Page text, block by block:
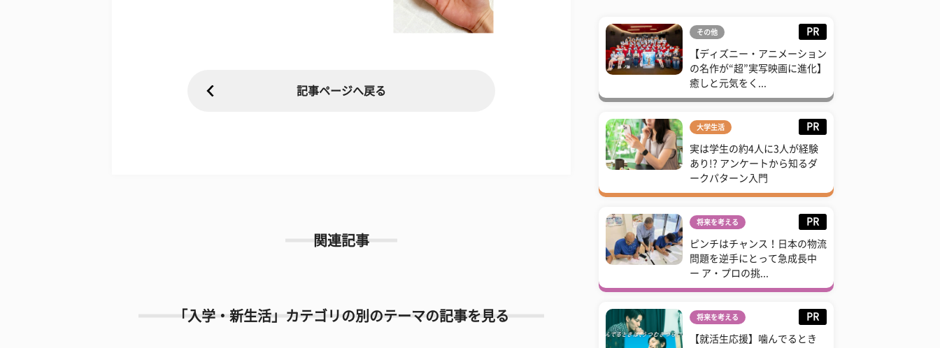
記事ページへ戻る
関連記事
「入学・新生活」カテゴリの別のテーマの記事を見る
その他 PR
【ディズニー・アニメーション
の名作が“超”実写映画に進化】
癒しと元気をく...
大学生活 PR
実は学生の約4人に3人が経験
あり!? アンケートから知るダ
ークパターン入門
将来を考える PR
ピンチはチャンス！日本の物流
問題を逆手にとって急成長中
ー ア・プロの挑...
将来を考える PR
【就活生応援】噛んでるとき